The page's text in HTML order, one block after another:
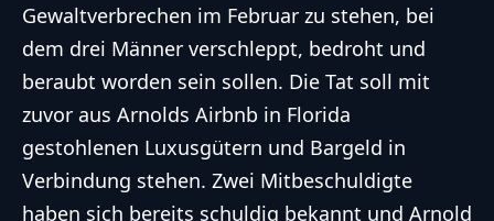
Gewaltverbrechen im Februar zu stehen, bei
dem drei Männer verschleppt, bedroht und
beraubt worden sein sollen. Die Tat soll mit
zuvor aus Arnolds Airbnb in Florida
gestohlenen Luxusgütern und Bargeld in
Verbindung stehen. Zwei Mitbeschuldigte
haben sich bereits schuldig bekannt und Arnold